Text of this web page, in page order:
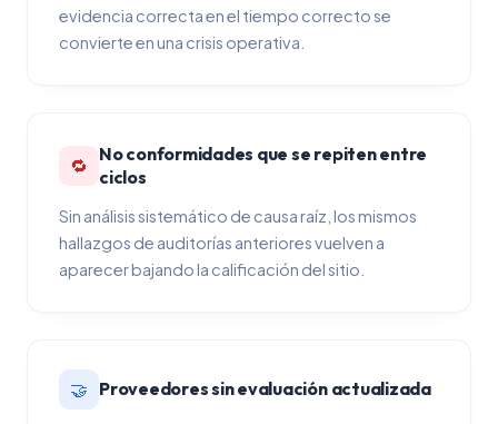
evidencia correcta en el tiempo correcto se
convierte en una crisis operativa.
🔁
No conformidades que se repiten entre
ciclos
Sin análisis sistemático de causa raíz, los mismos
hallazgos de auditorías anteriores vuelven a
aparecer bajando la calificación del sitio.
🤝 Proveedores sin evaluación actualizada